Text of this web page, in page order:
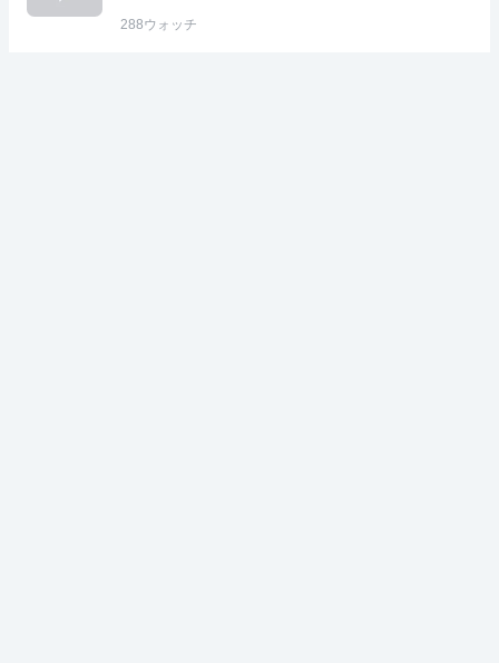
288ウォッチ